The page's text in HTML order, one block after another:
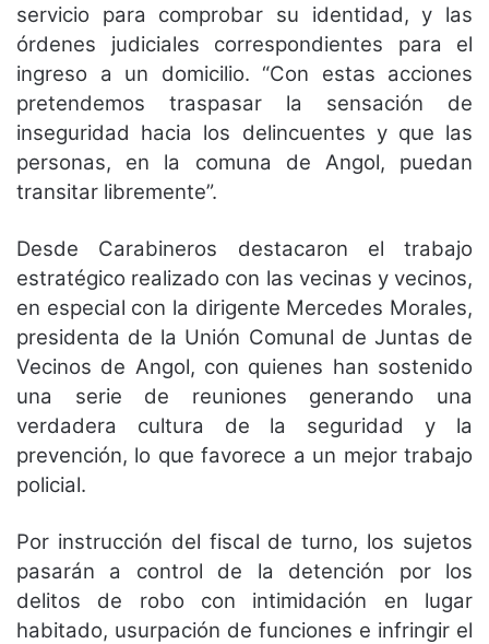
servicio para comprobar su identidad, y las
órdenes judiciales correspondientes para el
ingreso a un domicilio. “Con estas acciones
pretendemos traspasar la sensación de
inseguridad hacia los delincuentes y que las
personas, en la comuna de Angol, puedan
transitar libremente”.
Desde Carabineros destacaron el trabajo
estratégico realizado con las vecinas y vecinos,
en especial con la dirigente Mercedes Morales,
presidenta de la Unión Comunal de Juntas de
Vecinos de Angol, con quienes han sostenido
una serie de reuniones generando una
verdadera cultura de la seguridad y la
prevención, lo que favorece a un mejor trabajo
policial.
Por instrucción del fiscal de turno, los sujetos
pasarán a control de la detención por los
delitos de robo con intimidación en lugar
habitado, usurpación de funciones e infringir el